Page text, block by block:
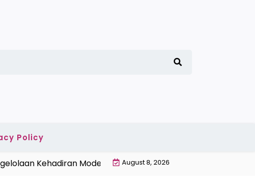
Policy
Kehadiran Modern | Penyebab Gabah Banyak
August 8, 2026